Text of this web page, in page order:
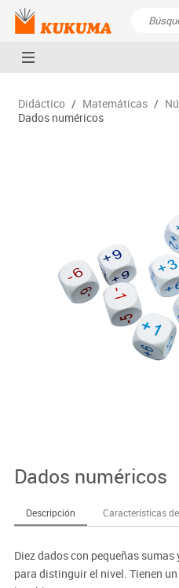
Didáctico / Matemáticas /
Dados numéricos
Dados numéricos
Descripción Características
Diez dados con pequeñas
para distinguir el nivel. Tienen